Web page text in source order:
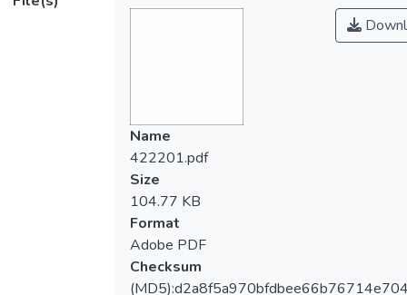
Name
422201.pdf
Size
104.77 KB
Format
Adobe PDF
Checksum